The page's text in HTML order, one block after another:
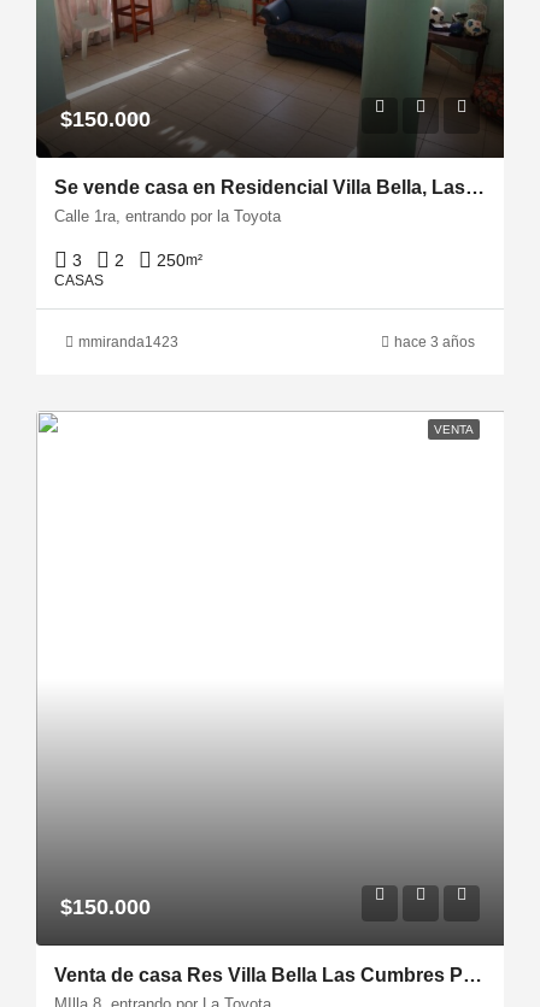
$150.000
Se vende casa en Residencial Villa Bella, Las Cumbres Milla 8
Calle 1ra, entrando por la Toyota
3 2 250m²
CASAS
mmiranda1423 hace 3 años
VENTA
$150.000
Venta de casa Res Villa Bella Las Cumbres Panama